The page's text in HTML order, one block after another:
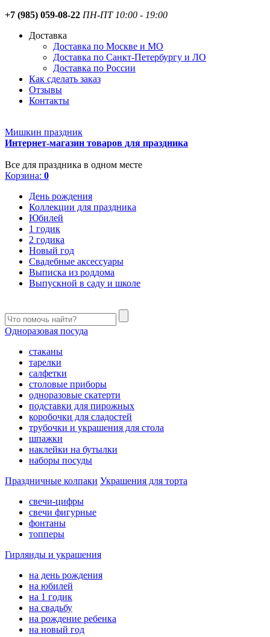
+7 (985) 059-08-22 ПН-ПТ 10:00 - 19:00
Доставка
Доставка по Москве и МО
Доставка по Санкт-Петербургу и ЛО
Доставка по России
Как сделать заказ
Отзывы
Контакты
Мишкин праздник
Интернет-магазин товаров для праздника
Все для праздника в одном месте
Корзина: 0
День рождения
Коллекции для праздника
Юбилей
1 годик
2 годика
Новый год
Свадебные аксессуары
Выписка из роддома
Выпускной в саду и школе
Одноразовая посуда
стаканы
тарелки
салфетки
столовые приборы
одноразовые скатерти
подставки для пирожных
коробочки для сладостей
трубочки и украшения для стола
шпажки
наклейки на бутылки
наборы посуды
Праздничные колпаки Украшения для торта
свечи-цифры
свечи фигурные
фонтаны
топперы
Гирлянды и украшения
на день рождения
на юбилей
на 1 годик
на свадьбу
на рождение ребенка
на новый год